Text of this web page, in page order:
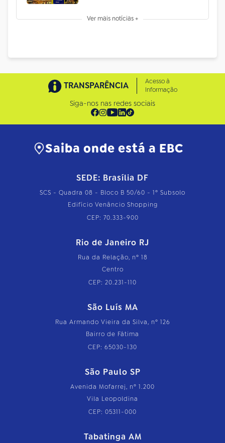
Ver mais notícias +
TRANSPARÊNCIA
Acesso à
Informação
Siga-nos nas redes sociais
Saiba onde está a EBC
SEDE: Brasília DF
SCS - Quadra 08 - Bloco B 50/60 - 1º Subsolo
Edifício Venâncio Shopping
CEP: 70.333-900
Rio de Janeiro RJ
Rua da Relação, nº 18
Centro
CEP: 20.231-110
São Luís MA
Rua Armando Vieira da Silva, nº 126
Bairro de Fátima
CEP: 65030-130
São Paulo SP
Avenida Mofarrej, nº 1.200
Vila Leopoldina
CEP: 05311-000
Tabatinga AM